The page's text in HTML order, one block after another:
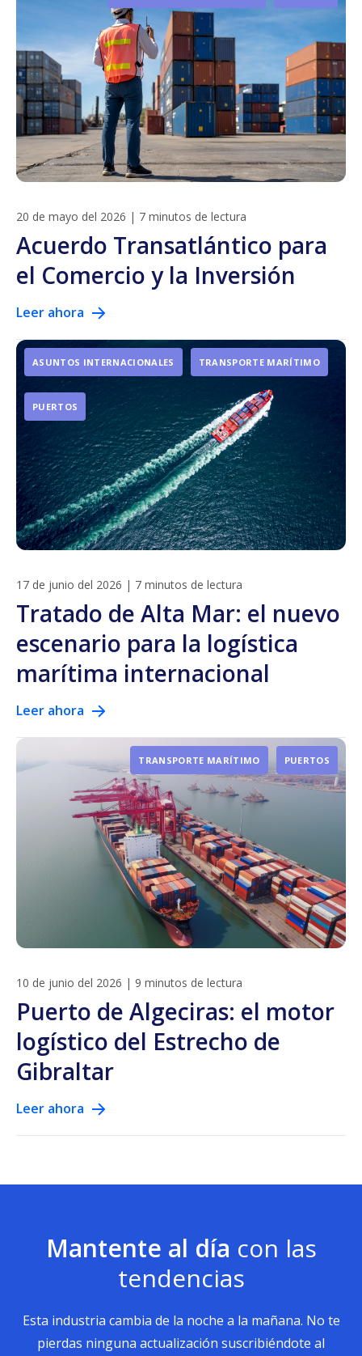
20 de mayo del 2026 | 7 minutos de lectura
Acuerdo Transatlántico para
el Comercio y la Inversión
Leer ahora
ASUNTOS INTERNACIONALES TRANSPORTE MARÍTIMO
PUERTOS
17 de junio del 2026 | 7 minutos de lectura
Tratado de Alta Mar: el nuevo
escenario para la logística
marítima internacional
Leer ahora
TRANSPORTE MARÍTIMO PUERTOS
10 de junio del 2026 | 9 minutos de lectura
Puerto de Algeciras: el motor
logístico del Estrecho de
Gibraltar
Leer ahora
Mantente al día con las
tendencias
Esta industria cambia de la noche a la mañana. No te
pierdas ninguna actualización suscribiéndote al